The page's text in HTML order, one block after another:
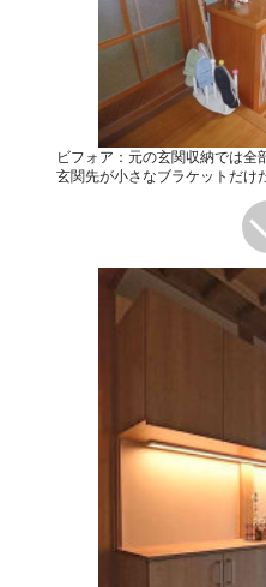
ビフォア：元の玄関収納では全
玄関先が小さなブラケットだけ